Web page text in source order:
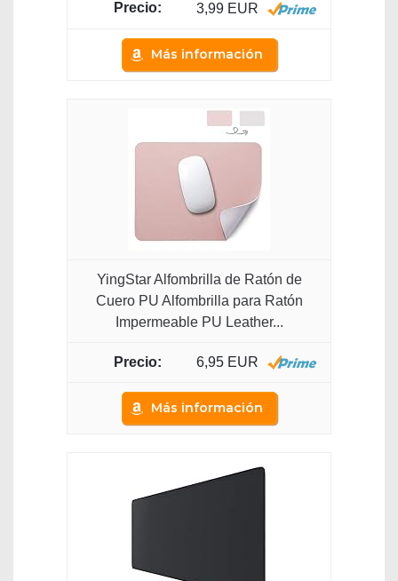
3,99 EUR
Más información
YingStar Alfombrilla de Ratón de
Cuero PU Alfombrilla para Ratón
Impermeable PU Leather...
6,95 EUR
Más información